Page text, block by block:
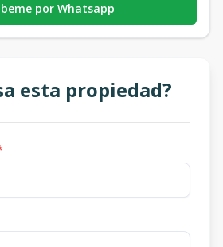
por Whatsapp
esta propiedad?